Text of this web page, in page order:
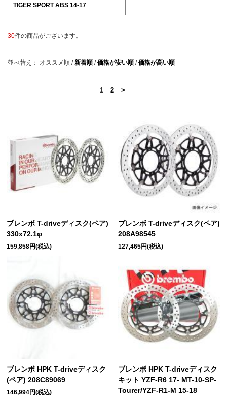
TIGER SPORT ABS 14-17
30件の商品がございます。
並べ替え： オススメ順 /新着順 /価格が安い順 /価格が高い順
1 2 >
ブレンボ T-driveディスク(ペア)
330x72.1φ
159,858円(税込)
ブレンボ T-driveディスク(ペア)
208A98545
127,465円(税込)
ブレンボ HPK T-driveディスク
(ペア) 208C89069
146,994円(税込)
ブレンボ HPK T-driveディスク
キット YZF-R6 17- MT-10-SP-
Tourer/YZF-R1-M 15-18